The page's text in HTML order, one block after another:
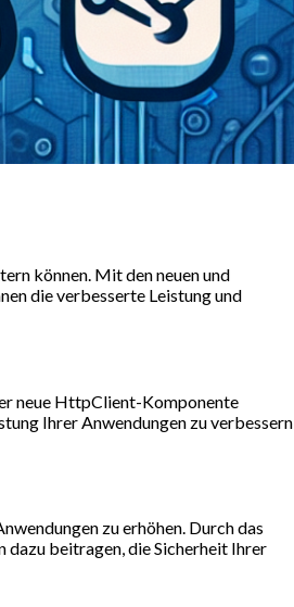
können. Mit den neuen und
die verbesserte Leistung und
neue HttpClient-Komponente
Ihrer Anwendungen zu verbessern
zu erhöhen. Durch das
dazu beitragen, die Sicherheit Ihrer